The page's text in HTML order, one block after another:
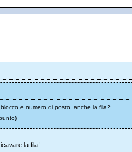
e numero di posto, anche la fila?
la fila!